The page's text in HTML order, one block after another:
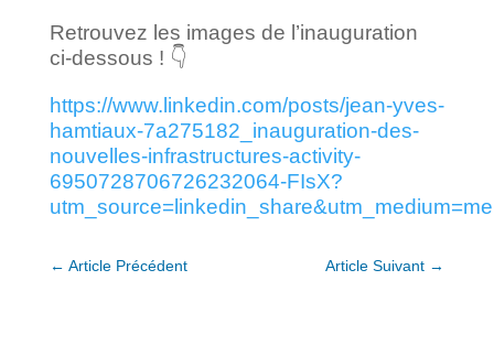
Retrouvez les images de l’inauguration
ci-dessous ! 👇
https://www.linkedin.com/posts/jean-yves-
hamtiaux-7a275182_inauguration-des-
nouvelles-infrastructures-activity-
6950728706726232064-FIsX?
← Article Précédent Article Suivant →